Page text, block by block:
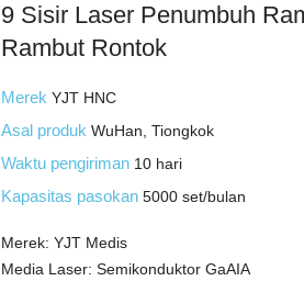
9 Sisir Laser Penumbuh
Rambut Rontok
MerekYJT HNC
Asal produkWuHan, Tiongkok
Waktu pengiriman 10 hari
Kapasitas pasokan5000 set/bulan
Merek: YJT Medis
Media Laser: Semikonduktor GaAIA